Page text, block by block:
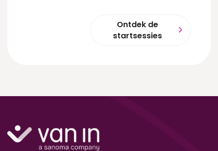
Ontdek de
startsessies